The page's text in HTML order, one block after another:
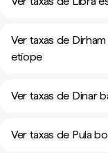
Ver taxas de
etíope
Ver taxas de Dinar
Ver taxas de Pula